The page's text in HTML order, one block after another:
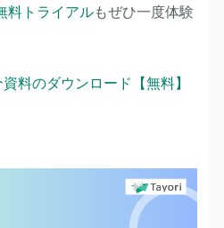
料トライアルもぜひ一度体験
料のダウンロード【無料】